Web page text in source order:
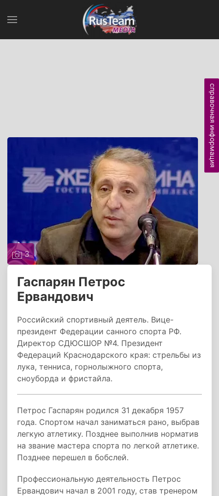
3
Гаспарян Петрос
Ервандович
Российский спортивный деятель. Вице-
президент Федерации санного спорта РФ.
Директор СДЮСШОР №4. Президент
Федераций Краснодарского края: стрельбы из
лука, тенниса, горнолыжного спорта,
сноуборда и фристайла.
Петрос Гаспарян родился 31 декабря 1957
года. Спортом начал заниматься рано, выбрав
легкую атлетику. Позднее выполнив норматив
на звание мастера спорта по легкой атлетике.
Позднее перешел в бобслей.
Профессиональную деятельность Петрос
Ервандович начал в 2001 году, став тренером
справочная информация